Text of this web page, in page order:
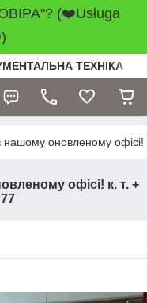
(❤️Usługa
ТЕХНІКА
нашому оновленому
офісі! к. т. +